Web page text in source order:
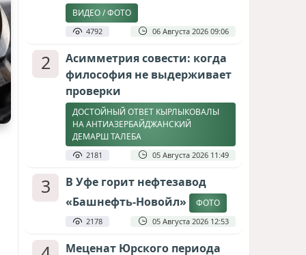
ВИДЕО / ФОТО
4792 06 Августа 2026 09:06
2
Асимметрия совести: когда
философия не выдерживает
проверки
ДОСТОЙНЫЙ ОТВЕТ КЫРЛЫКОВАЛЫ
НА АНТИАЗЕРБАЙДЖАНСКИЙ
ДЕМАРШ ТАЛЕБА
2181 05 Августа 2026 11:49
3
В Уфе горит нефтезавод
«Башнефть-Новойл»
ФОТО
2178 05 Августа 2026 12:53
Меценат Юрского периода